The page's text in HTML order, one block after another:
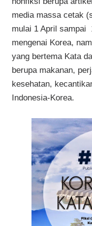
media massa cetak
mulai 1 April sampai
mengenai Korea,
yang bertema Kata
berupa makanan,
kesehatan,
Indonesia-Korea.